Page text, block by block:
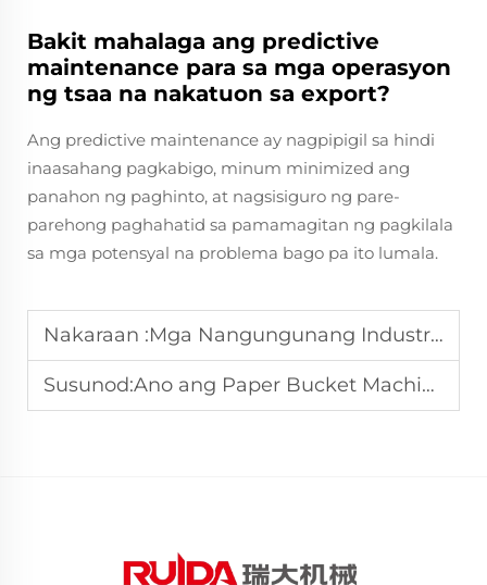
Bakit mahalaga ang predictive
maintenance para sa mga operasyon
ng tsaa na nakatuon sa export?
Ang predictive maintenance ay nagpipigil sa hindi
inaasahang pagkabigo, minum minimized ang
panahon ng paghinto, at nagsisiguro ng pare-
parehong paghahatid sa pamamagitan ng pagkilala
sa mga potensyal na problema bago pa ito lumala.
Nakaraan :Mga Nangungunang Industriya na Nakikinabang sa mga Advanced na Solusyon ng Makina para sa Papel na Bowl
Susunod:Ano ang Paper Bucket Machine at Paano Ito Gumagana?